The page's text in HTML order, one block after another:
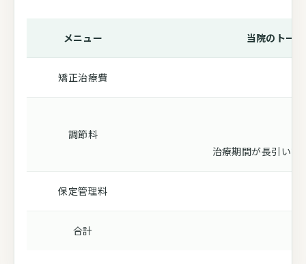
メニュー 当院のトー
矯正治療費
調節料
治療期間が長引いて
保定管理料
合計